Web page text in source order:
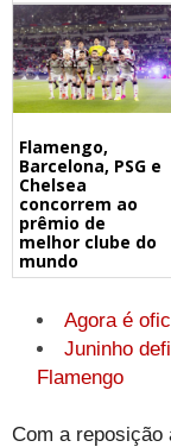
Flamengo,
Barcelona, PSG e
Chelsea
concorrem ao
prêmio de
melhor clube do
mundo
Agora é
Juninho
Flamengo
Com a reposição